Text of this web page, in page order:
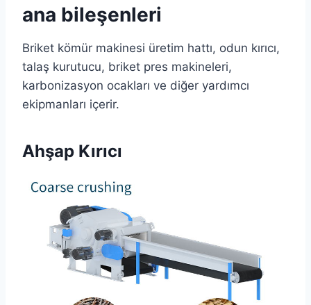
ana bileşenleri
Briket kömür makinesi üretim hattı, odun kırıcı,
talaş kurutucu, briket pres makineleri,
karbonizasyon ocakları ve diğer yardımcı
ekipmanları içerir.
Ahşap Kırıcı